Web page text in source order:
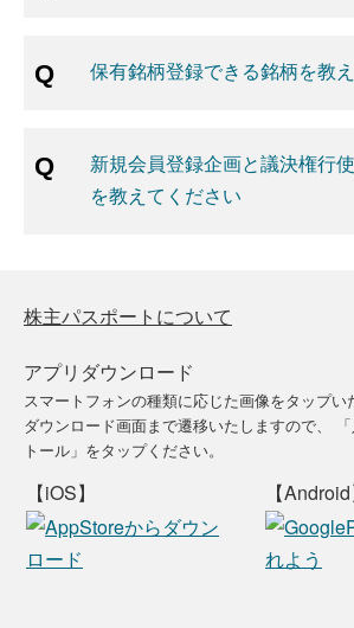
保有銘柄登録できる銘柄を教
新規会員登録企画と議決権行
を教えてください
株主パスポートについて
アプリダウンロード
スマートフォンの種類に応じた画像をタップい
ダウンロード画面まで遷移いたしますので、
トール」をタップください。
【iOS】 【Android